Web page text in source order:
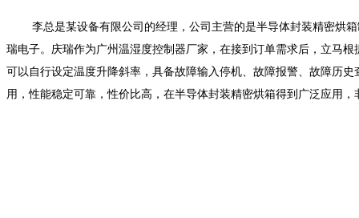
李总是某设备有限公司的经理，公司主营的是半导体封装精密烘
瑞电子。庆瑞作为广州温湿度控制器厂家，在接到订单需求后，立马
可以自行设定温度升降斜率，具备故障输入停机、故障报警、故障历
用，性能稳定可靠，性价比高，在半导体封装精密烘箱得到广泛应用，